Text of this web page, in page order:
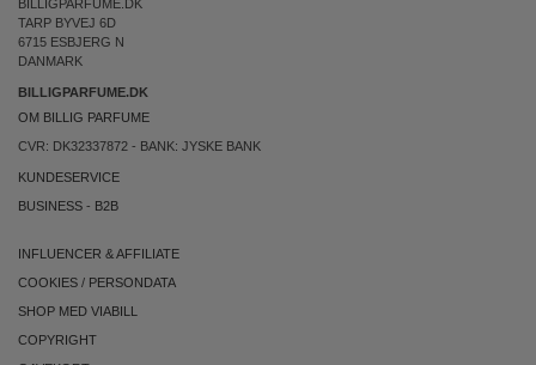
BILLIGPARFUME.DK
TARP BYVEJ 6D
6715 ESBJERG N
DANMARK
BILLIGPARFUME.DK
OM BILLIG PARFUME
CVR: DK32337872 - BANK: JYSKE BANK
KUNDESERVICE
BUSINESS - B2B
INFLUENCER & AFFILIATE
COOKIES / PERSONDATA
SHOP MED VIABILL
COPYRIGHT